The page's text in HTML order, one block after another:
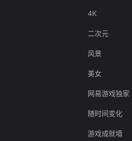
4K
二次元
风景
美女
网易游戏独家
随时间变化
游戏成就墙